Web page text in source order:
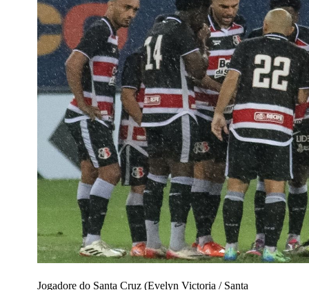
Jogadore do Santa Cruz (Evelyn Victoria / Santa